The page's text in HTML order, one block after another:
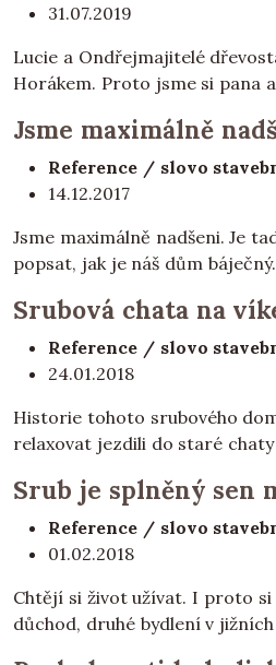
31.07.2019
Lucie a Ondřejmajitelé
Horákem. Proto jsme si pana
Jsme maximálně
Reference / slovo
14.12.2017
Jsme maximálně nadšeni. Je
popsat, jak je náš dům
Srubová chata na
Reference / slovo
24.01.2018
Historie tohoto srubového
relaxovat jezdili do staré
Srub je splněný sen
Reference / slovo
01.02.2018
Chtějí si život užívat. I proto si
důchod, druhé bydlení v